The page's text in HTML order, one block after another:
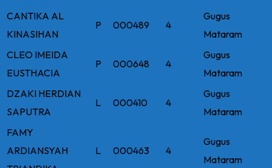
CANTIKA AL
KINASIHAN
P 000489 4
Gugus
Mataram
CLEO IMEIDA
EUSTHACIA
P 000648 4
Gugus
Mataram
DZAKI HERDIAN
SAPUTRA
L 000410 4
Gugus
Mataram
FAMY
ARDIANSYAH
L 000463 4
Gugus
Mataram